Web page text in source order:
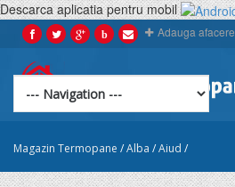
Descarca aplicatia pentru mobil
b Adauga afacere
Magazin Termopane /Alba /Aiud /